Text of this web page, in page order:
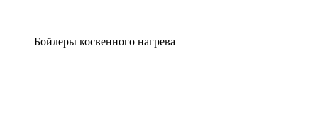
Бойлеры косвенного нагрева